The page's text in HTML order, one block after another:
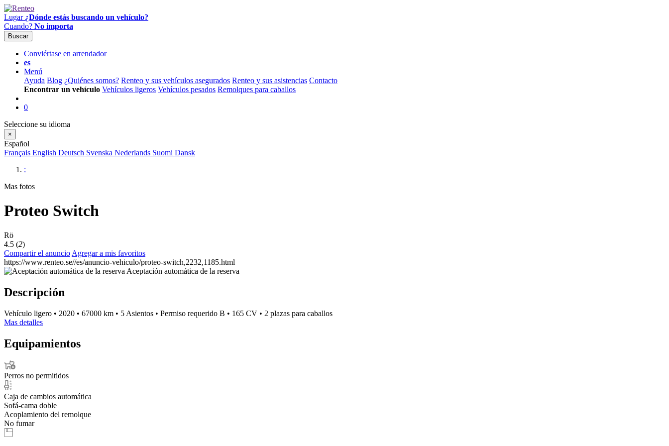
Lugar ¿Dónde estás buscando un vehículo?
Cuando? No importa
Buscar
Conviértase en arrendador
es
Menú
Ayuda Blog ¿Quiénes somos? Renteo y sus vehículos asegurados Renteo y sus asistencias Contacto
Encontrar un vehículo Vehículos ligeros Vehículos pesados Remolques para caballos
0
Seleccione su idioma
×
Español
Français English Deutsch Svenska Nederlands Suomi Dansk
:
Mas fotos
Proteo Switch
Rö
4.5 (2)
Compartir el anuncio Agregar a mis favoritos
https://www.renteo.se//es/anuncio-vehiculo/proteo-switch,2232,1185.html
Aceptación automática de la reserva
Descripción
Vehículo ligero • 2020 • 67000 km • 5 Asientos • Permiso requerido B • 165 CV • 2 plazas para caballos
Mas detalles
Equipamientos
Perros no permitidos
Caja de cambios automática
Sofá-cama doble
Acoplamiento del remolque
No fumar